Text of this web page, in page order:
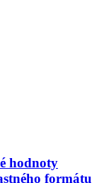
hodnoty
formátu